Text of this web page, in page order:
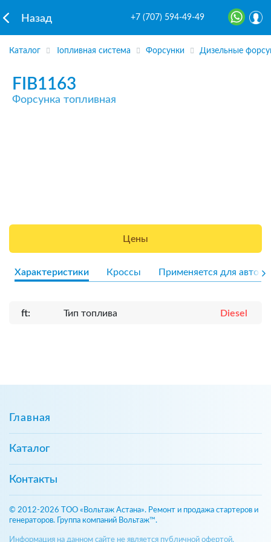
Назад +7 (707) 594-49-49
Каталог Топливная система Форсунки Дизельные
FIB1163
Форсунка топливная
Цены
Характеристики Кроссы Применяется для авто
ft: Тип топлива Diesel
Главная
Каталог
Контакты
© 2012-2026 ТОО «Вольтаж Астана». Ремонт и продажа стартеров и
генераторов. Группа компаний Вольтаж™.
Информация на данном сайте не является публичной офертой,